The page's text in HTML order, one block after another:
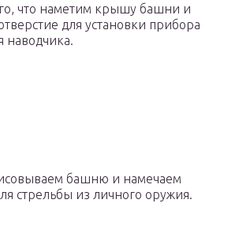
что наметим крышу башни и
для установки прибора
наводчика.
башню и намечаем
стрельбы из личного оружия.